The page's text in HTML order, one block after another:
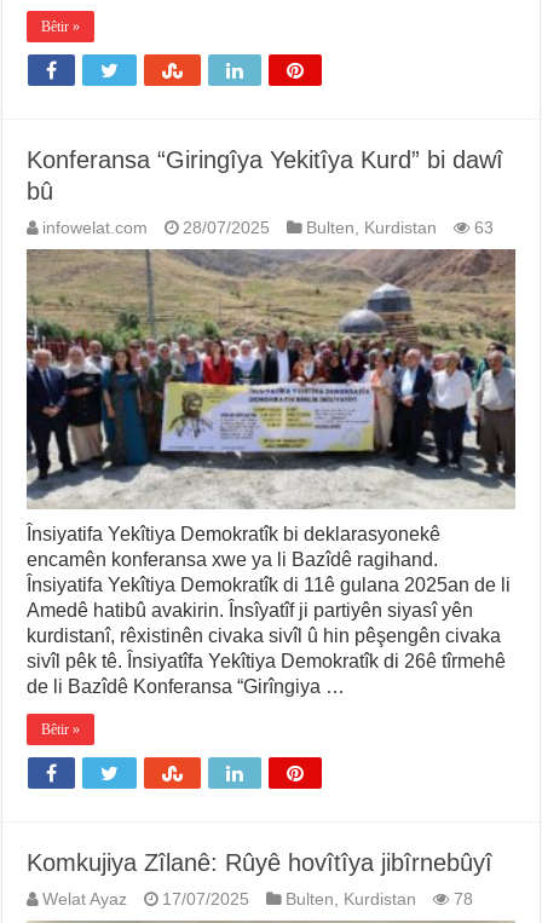
Bêtir »
Konferansa “Giringîya Yekitîya Kurd” bi dawî
bû
infowelat.com 28/07/2025 Bulten, Kurdistan 63
Însiyatifa Yekîtiya Demokratîk bi deklarasyonekê
encamên konferansa xwe ya li Bazîdê ragihand.
Însiyatifa Yekîtiya Demokratîk di 11ê gulana 2025an de li
Amedê hatibû avakirin. Însîyatîf ji partiyên siyasî yên
kurdistanî, rêxistinên civaka sivîl û hin pêşengên civaka
sivîl pêk tê. Însiyatîfa Yekîtiya Demokratîk di 26ê tîrmehê
de li Bazîdê Konferansa “Girîngiya …
Bêtir »
Komkujiya Zîlanê: Rûyê hovîtîya jibîrnebûyî
Welat Ayaz 17/07/2025 Bulten, Kurdistan 78